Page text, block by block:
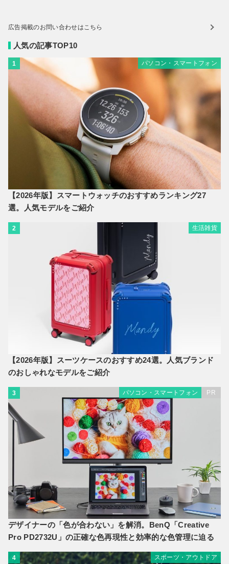
広告掲載のお問い合わせはこちら
人気の記事TOP10
1 パソコン・スマートフォン
【2026年版】スマートウォッチのおすすめランキング27
選。人気モデルをご紹介
2 生活雑貨
【2026年版】スーツケースのおすすめ24選。人気ブランド
のおしゃれなモデルをご紹介
3 パソコン・スマートフォン PR
デザイナーの「色が合わない」を解消。BenQ「Creative
Pro PD2732U」の正確な色再現性と効率的な色管理に迫る
4 スポーツ・アウトドア